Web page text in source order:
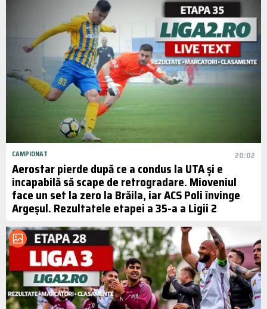
CAMPIONAT 20:02
Aerostar pierde după ce a condus la UTA și e
incapabilă să scape de retrogradare. Mioveniul
face un set la zero la Brăila, iar ACS Poli învinge
Argeșul. Rezultatele etapei a 35-a a Ligii 2